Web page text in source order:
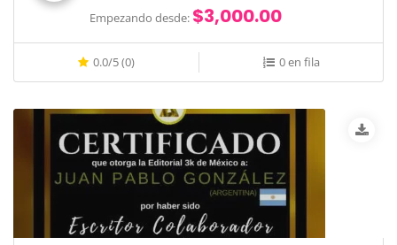
Empezando desde: $3,000.00
0.0/5 (0) 0 en fila